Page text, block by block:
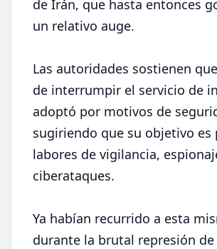
de Irán, que hasta entonces
un relativo auge.
Las autoridades sostienen
de interrumpir el servicio de
adoptó por motivos de
sugiriendo que su objetivo es
labores de vigilancia,
ciberataques.
Ya habían recurrido a esta
durante la brutal represión de